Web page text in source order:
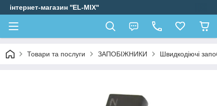
інтернет-магазин ''EL-MIX"
Товари та послуги ЗАПОБІЖНИКИ Швидкодіючі